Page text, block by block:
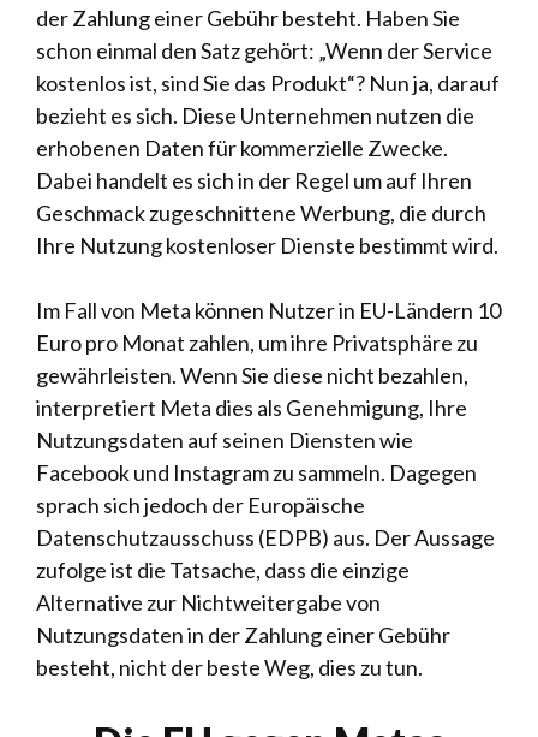
der Zahlung einer Gebühr besteht. Haben Sie
schon einmal den Satz gehört: „Wenn der Service
kostenlos ist, sind Sie das Produkt“? Nun ja, darauf
bezieht es sich. Diese Unternehmen nutzen die
erhobenen Daten für kommerzielle Zwecke.
Dabei handelt es sich in der Regel um auf Ihren
Geschmack zugeschnittene Werbung, die durch
Ihre Nutzung kostenloser Dienste bestimmt wird.
Im Fall von Meta können Nutzer in EU-Ländern 10
Euro pro Monat zahlen, um ihre Privatsphäre zu
gewährleisten. Wenn Sie diese nicht bezahlen,
interpretiert Meta dies als Genehmigung, Ihre
Nutzungsdaten auf seinen Diensten wie
Facebook und Instagram zu sammeln. Dagegen
sprach sich jedoch der Europäische
Datenschutzausschuss (EDPB) aus. Der Aussage
zufolge ist die Tatsache, dass die einzige
Alternative zur Nichtweitergabe von
Nutzungsdaten in der Zahlung einer Gebühr
besteht, nicht der beste Weg, dies zu tun.